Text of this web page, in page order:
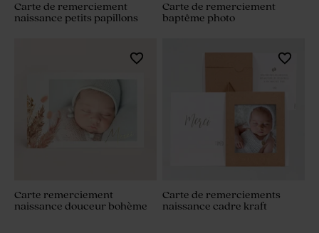
Carte de remerciement
naissance petits papillons
Carte de remerciement
baptême photo
Carte remerciement
naissance douceur bohème
Carte de remerciements
naissance cadre kraft